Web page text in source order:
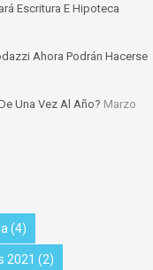
Escritura E Hipoteca
Ahora Podrán Hacerse
Una Vez Al Año? Marzo
(4)
2021 (2)